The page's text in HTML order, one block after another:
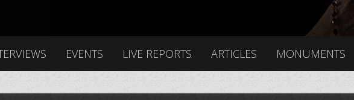
EVENTS LIVE REPORTS ARTICLES MONUMENTS